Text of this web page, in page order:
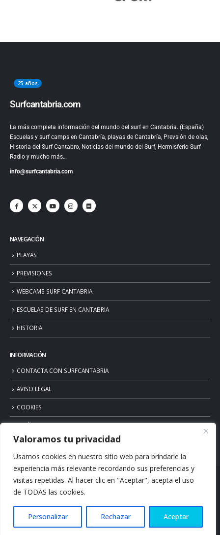
Valoramos tu privacidad
Usamos cookies en nuestro sitio web para brindarle la
experiencia más relevante recordando sus preferencias y
visitas repetidas. Al hacer clic en "Aceptar", acepta el uso
de TODAS las cookies.
Personalizar Rechazar Aceptar
25 años
Surfcantabria.com
La más completa información del mundo del surf en Cantabria. (España)
Escuelas y surf camps en Cantabría, playas de Cantabría, Prevsión de olas,
Historia del Surf Cantabro, Noticias del mundo del Surf, Hermisferio Surf
Radio y mucho más…
info@surfcantabria.com
NAVEGACIÓN
PLAYAS
PREVISIONES
WEBCAMS SURF CANTABRIA
ESCUELAS DE SURF EN CANTABRIA
HISTORIA
INFORMACIÓN
CONTACTA CON SURFCANTABRIA
AVISO LEGAL
COOKIES
POLÍTICA DE PRIVACIDAD
© Copyright 2026. Surfcantabria.com. All Rights Reserved.